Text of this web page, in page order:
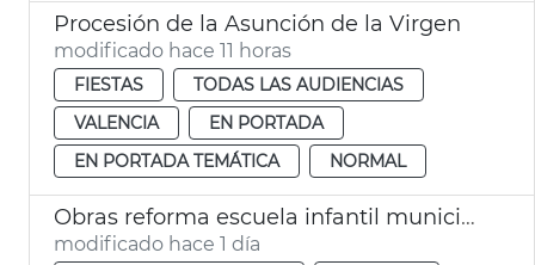
Procesión de la Asunción de la Virgen
modificado hace 11 horas
FIESTAS
TODAS LAS AUDIENCIAS
VALENCIA
EN PORTADA
EN PORTADA TEMÁTICA
NORMAL
Obras reforma escuela infantil municipal Pardalets
modificado hace 1 día